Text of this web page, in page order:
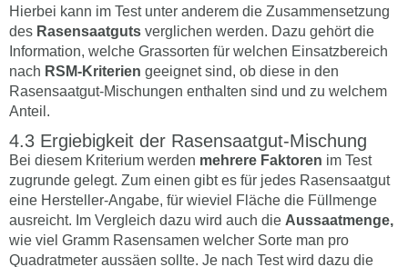
Hierbei kann im Test unter anderem die Zusammensetzung
des Rasensaatguts verglichen werden. Dazu gehört die
Information, welche Grassorten für welchen Einsatzbereich
nach RSM-Kriterien geeignet sind, ob diese in den
Rasensaatgut-Mischungen enthalten sind und zu welchem
Anteil.
Ergiebigkeit der Rasensaatgut-Mischung
Bei diesem Kriterium werden mehrere Faktoren im Test
zugrunde gelegt. Zum einen gibt es für jedes Rasensaatgut
eine Hersteller-Angabe, für wieviel Fläche die Füllmenge
ausreicht. Im Vergleich dazu wird auch die Aussaatmenge,
wie viel Gramm Rasensamen welcher Sorte man pro
Quadratmeter aussäen sollte. Je nach Test wird dazu die